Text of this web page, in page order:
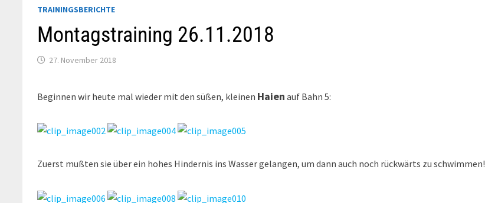
TRAININGSBERICHTE
Montagstraining 26.11.2018
27. November 2018
Beginnen wir heute mal wieder mit den süßen, kleinen Haien auf Bahn 5:
Zuerst mußten sie über ein hohes Hindernis ins Wasser gelangen, um dann auch noch rückwärts zu schwimmen!